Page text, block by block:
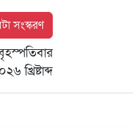
সংস্করণ
খ্রিষ্টাব্দ